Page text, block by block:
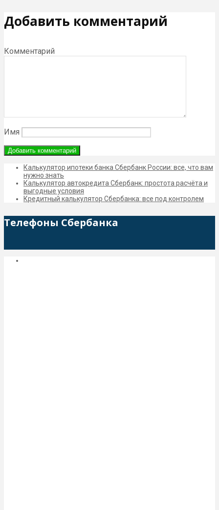
Добавить комментарий
Комментарий
Имя
Калькулятор ипотеки банка Сбербанк России: все, что вам
нужно знать
Калькулятор автокредита Сбербанк: простота расчёта и
выгодные условия
Кредитный калькулятор Сбербанка: все под контролем
Телефоны Сбербанка